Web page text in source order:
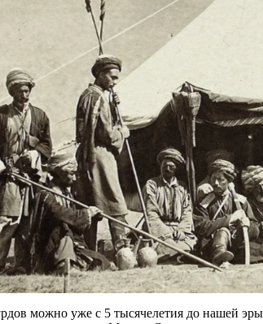
можно уже с 5 тысячелетия до нашей